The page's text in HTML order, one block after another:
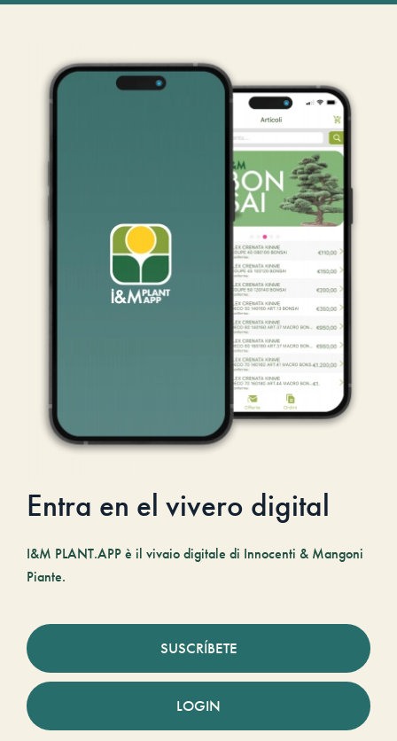
Entra en el vivero digital
I&M PLANT.APP è il vivaio digitale di Innocenti & Mangoni
Piante.
SUSCRÍBETE
LOGIN